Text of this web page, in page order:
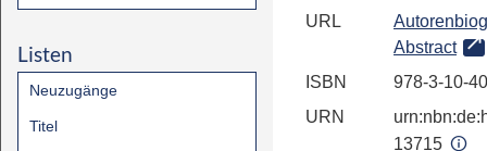
Listen
Neuzugänge
Titel
URL
Abstract
ISBN
978-3-10-
URN
13715